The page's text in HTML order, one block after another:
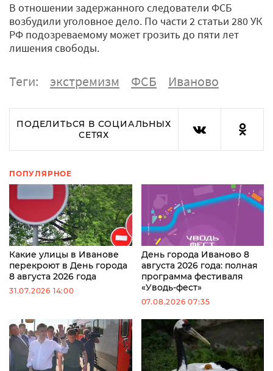
В отношении задержанного следователи ФСБ
возбудили уголовное дело. По части 2 статьи 280 УК
РФ подозреваемому может грозить до пяти лет
лишения свободы.
Теги: экстремизм ФСБ Иваново
ПОДЕЛИТЬСЯ В СОЦИАЛЬНЫХ
СЕТЯХ
ПОПУЛЯРНОЕ
Какие улицы в Иванове
перекроют в День города
8 августа 2026 года
31.07.2026 14:00
День города Иваново 8
августа 2026 года: полная
программа фестиваля
«Уводь-фест»
07.08.2026 07:35